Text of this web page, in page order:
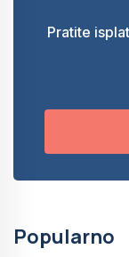
Pratite
Popularno